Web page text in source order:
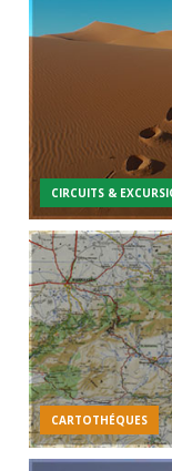
CIRCUITS &
CARTOTHÉQUES